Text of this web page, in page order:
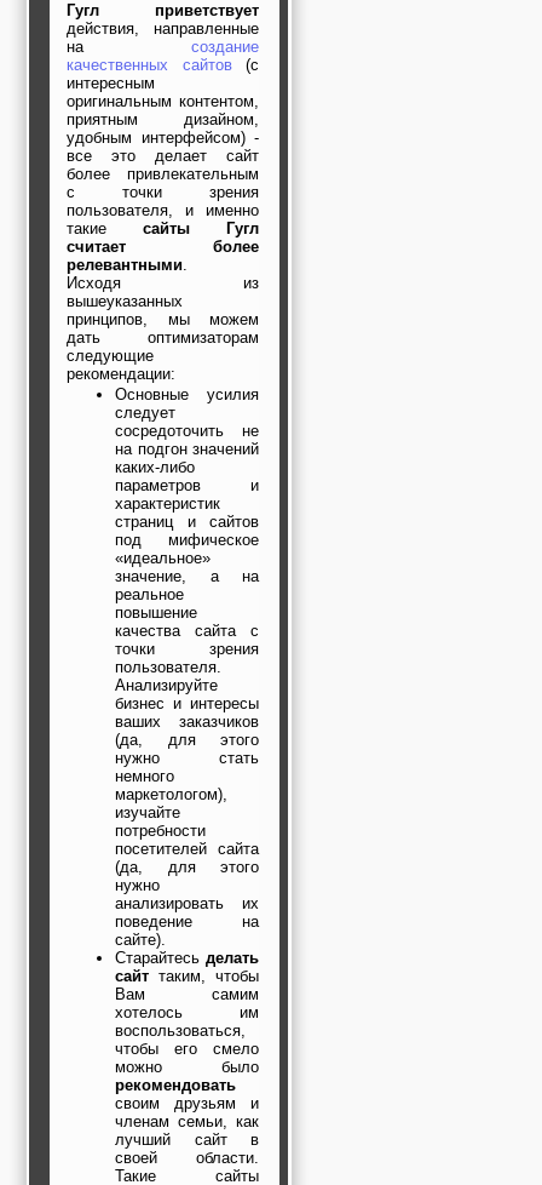
Гугл приветствует
действия, направленные
на создание
качественных сайтов(с
интересным
оригинальным контентом,
приятным дизайном,
удобным интерфейсом) -
все это делает сайт
более привлекательным
с точки зрения
пользователя, и именно
такие сайты Гугл
считает более
релевантными.
Исходя из
вышеуказанных
принципов, мы можем
дать оптимизаторам
следующие
рекомендации:
Основные усилия
следует
сосредоточить не
на подгон значений
каких-либо
параметров и
характеристик
страниц и сайтов
под мифическое
«идеальное»
значение, а на
реальное
повышение
качества сайта с
точки зрения
пользователя.
Анализируйте
бизнес и интересы
ваших заказчиков
(да, для этого
нужно стать
немного
маркетологом),
изучайте
потребности
посетителей сайта
(да, для этого
нужно
анализировать их
поведение на
сайте).
Старайтесь делать
сайт таким, чтобы
Вам самим
хотелось им
воспользоваться,
чтобы его смело
можно было
рекомендовать
своим друзьям и
членам семьи, как
лучший сайт в
своей области.
Такие сайты